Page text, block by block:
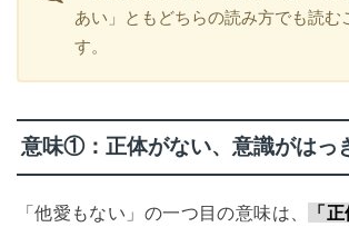
あい」ともどちらの読み方でも読む
す。
意味①：正体がない、意識がはっ
「他愛もない」の一つ目の意味は、
「